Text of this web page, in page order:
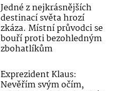
Jedné z nejkrásnějších
destinací světa hrozí
zkáza. Místní průvodci se
bouří proti bezohledným
zbohatlíkům
Exprezident Klaus:
Nevěřím svým očím,